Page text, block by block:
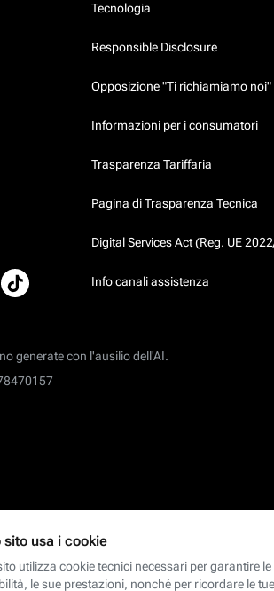
Tecnologia
Responsible Disclosure
Opposizione "Ti richiamiamo noi"
Informazioni per i consumatori
Trasparenza Tariffaria
Pagina di Trasparenza Tecnica
Digital Services Act (Reg. UE
Info canali assistenza
generate con l'ausilio dell'AI.